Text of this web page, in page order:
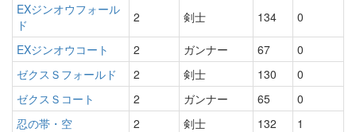
EXジンオウフォール
ド
2 剣士 134 0
EXジンオウコート 2 ガンナー 67
0
ゼクスＳフォールド
2 剣士 130
0
ゼクスＳコート
2 ガンナー 65
0
忍の帯・空
2 剣士 132
1